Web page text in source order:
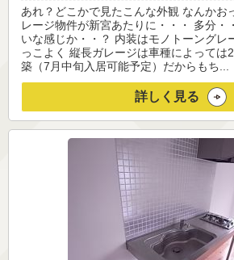
あれ？どこかで見たこんな外観 なんかお
レージ物件が新宮あたりに・・・ 多分・
いな感じか・・？ 内装はモノトーングレ
っこよく 縦長ガレージは車種によっては
築（7月中旬入居可能予定）だからもち...
詳しく見る